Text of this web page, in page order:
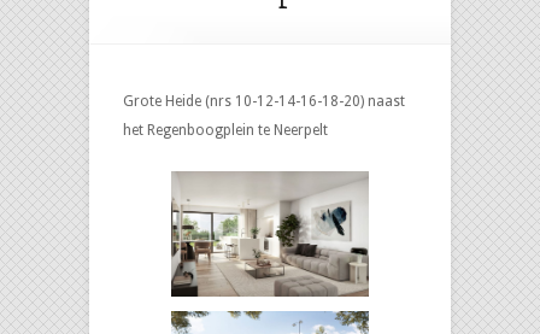
Grote Heide (nrs 10-12-14-16-18-20) naast
het Regenboogplein te Neerpelt